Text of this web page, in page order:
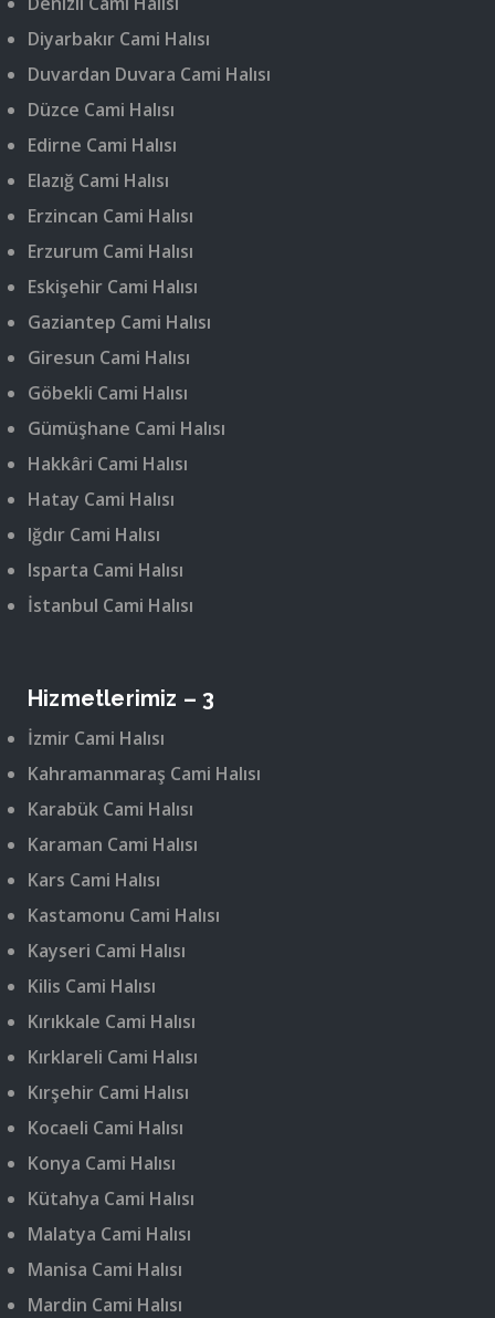
Diyarbakır Cami Halısı
Duvardan Duvara Cami Halısı
Düzce Cami Halısı
Edirne Cami Halısı
Elazığ Cami Halısı
Erzincan Cami Halısı
Erzurum Cami Halısı
Eskişehir Cami Halısı
Gaziantep Cami Halısı
Giresun Cami Halısı
Göbekli Cami Halısı
Gümüşhane Cami Halısı
Hakkâri Cami Halısı
Hatay Cami Halısı
Iğdır Cami Halısı
Isparta Cami Halısı
İstanbul Cami Halısı
Hizmetlerimiz – 3
İzmir Cami Halısı
Kahramanmaraş Cami Halısı
Karabük Cami Halısı
Karaman Cami Halısı
Kars Cami Halısı
Kastamonu Cami Halısı
Kayseri Cami Halısı
Kilis Cami Halısı
Kırıkkale Cami Halısı
Kırklareli Cami Halısı
Kırşehir Cami Halısı
Kocaeli Cami Halısı
Konya Cami Halısı
Kütahya Cami Halısı
Malatya Cami Halısı
Manisa Cami Halısı
Mardin Cami Halısı